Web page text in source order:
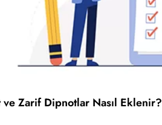
ve Zarif Dipnotlar Nasıl Eklenir?